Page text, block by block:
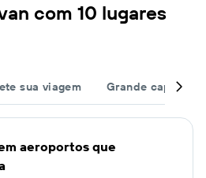
com 10 lugares
sua viagem Grande
aeroportos que